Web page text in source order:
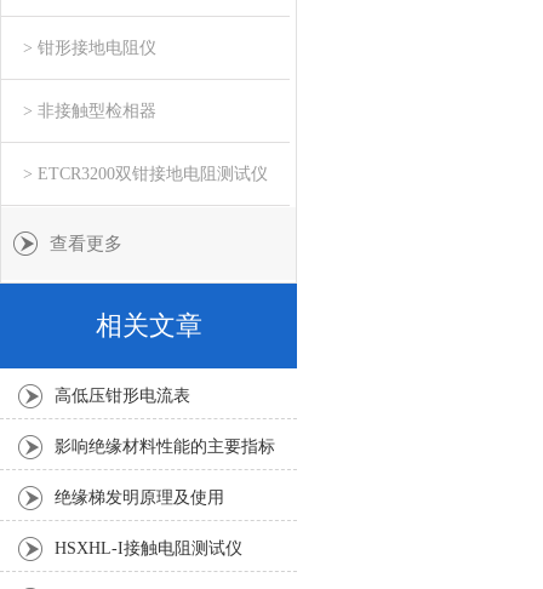
> 钳形接地电阻仪
> 非接触型检相器
> ETCR3200双钳接地电阻测试仪
查看更多
相关文章
高低压钳形电流表
影响绝缘材料性能的主要指标
绝缘梯发明原理及使用
HSXHL-I接触电阻测试仪